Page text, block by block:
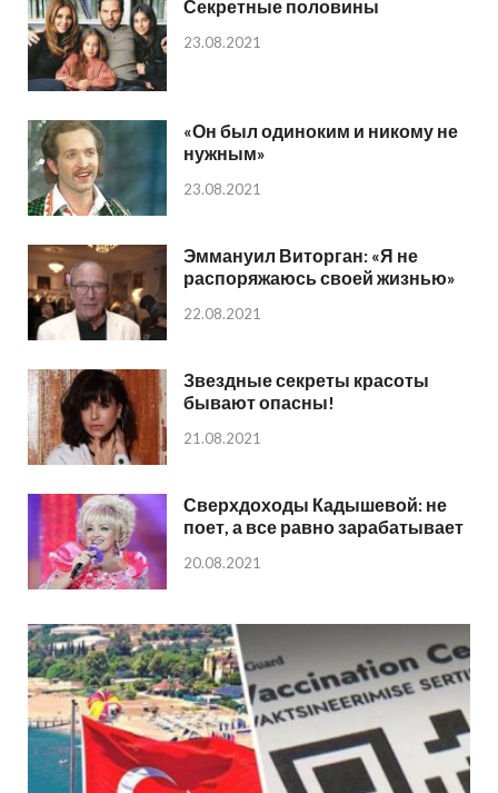
Секретные половины
23.08.2021
«Он был одиноким и никому не
нужным»
23.08.2021
Эммануил Виторган: «Я не
распоряжаюсь своей жизнью»
22.08.2021
Звездные секреты красоты
бывают опасны!
21.08.2021
Сверхдоходы Кадышевой: не
поет, а все равно зарабатывает
20.08.2021